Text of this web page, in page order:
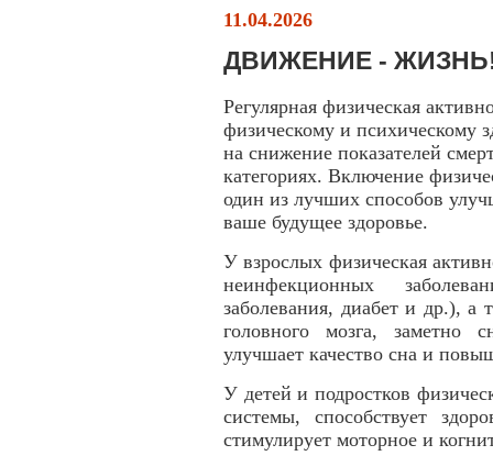
11.04.2026
ДВИЖЕНИЕ -
Регулярная физическая
физическому и психическому
на снижение показателей
категориях. Включение
один из лучших способов
ваше будущее здоровье.
У взрослых физическая
неинфекционных
заболевания, диабет и др.), а
головного мозга, заметно
улучшает качество сна и
У детей и подростков
системы, способствует
стимулирует моторное и